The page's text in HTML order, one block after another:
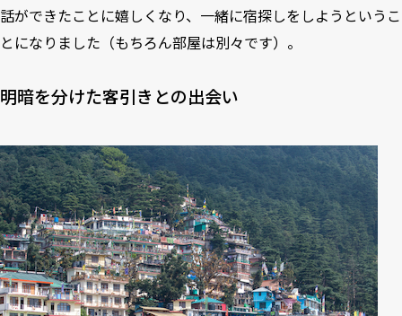
話ができたことに嬉しくなり、一緒に宿探しをしようというこ
とになりました（もちろん部屋は別々です）。
明暗を分けた客引きとの出会い